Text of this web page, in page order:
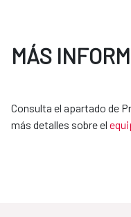
MÁS
Consulta el apartado de
más detalles sobre el